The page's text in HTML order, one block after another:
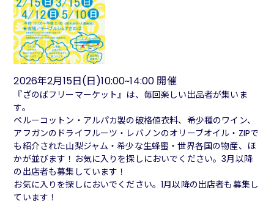
2026年2月15日(日)10:00~14:00 開催
『ざのばフリーマーケット』は、毎回楽しい出品者が集いま
す。
ペルーコットン・アルパカ製の破格値衣料、希少種のワイン、
アフガンのドライフルーツ・レバノンのオリーブオイル・ZIPで
も紹介された山梨ジャム・希少な生蜂蜜・世界各国の物産、ほ
かが並びます！お気に入りを探しにおいでください。3月以降
の出店者も募集しています！
お気に入りを探しにおいでください。1月以降の出店者も募集し
ています！